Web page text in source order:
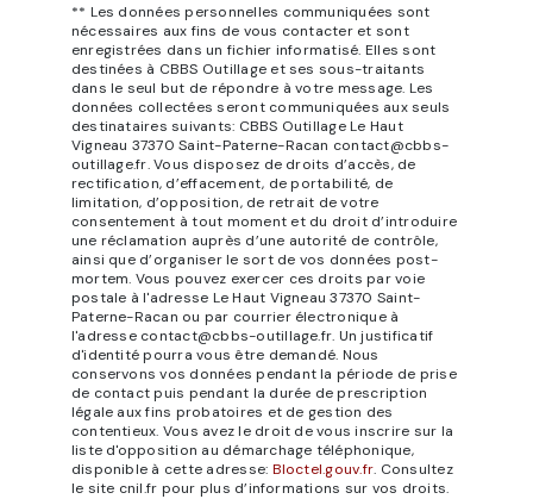
** Les données personnelles communiquées sont
nécessaires aux fins de vous contacter et sont
enregistrées dans un fichier informatisé. Elles sont
destinées à CBBS Outillage et ses sous-traitants
dans le seul but de répondre à votre message. Les
données collectées seront communiquées aux seuls
destinataires suivants: CBBS Outillage Le Haut
Vigneau 37370 Saint-Paterne-Racan contact@cbbs-
outillage.fr. Vous disposez de droits d’accès, de
rectification, d’effacement, de portabilité, de
limitation, d’opposition, de retrait de votre
consentement à tout moment et du droit d’introduire
une réclamation auprès d’une autorité de contrôle,
ainsi que d’organiser le sort de vos données post-
mortem. Vous pouvez exercer ces droits par voie
postale à l'adresse Le Haut Vigneau 37370 Saint-
Paterne-Racan ou par courrier électronique à
l'adresse contact@cbbs-outillage.fr. Un justificatif
d'identité pourra vous être demandé. Nous
conservons vos données pendant la période de prise
de contact puis pendant la durée de prescription
légale aux fins probatoires et de gestion des
contentieux. Vous avez le droit de vous inscrire sur la
liste d'opposition au démarchage téléphonique,
disponible à cette adresse: Bloctel.gouv.fr. Consultez
le site cnil.fr pour plus d’informations sur vos droits.